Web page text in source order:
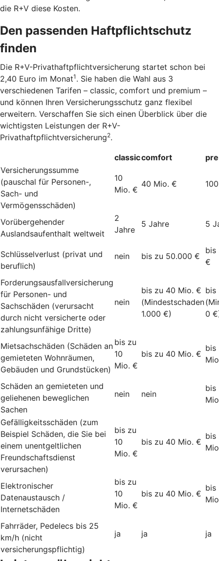
die R+V diese Kosten.
Den passenden Haftpflichtschutz
finden
Die R+V-Privathaftpflichtversicherung startet schon bei
2,40 Euro im Monat1 . Sie haben die Wahl aus 3
verschiedenen Tarifen – classic, comfort und premium –
und können Ihren Versicherungsschutz ganz flexibel
erweitern. Verschaffen Sie sich einen Überblick über die
wichtigsten Leistungen der R+V-
Privathaftpflichtversicherung2.
classiccomfort
Versicherungssumme
(pauschal für Personen-,
Sach- und
Vermögensschäden)
10
Mio. €
40 Mio. €
Vorübergehender
Auslandsaufenthalt weltweit
2
Jahre
5 Jahre 5
Schlüsselverlust (privat und
beruflich)
nein bis zu 50.000 €
bis
€
Forderungsausfallversicherung
für Personen- und
Sachschäden (verursacht
durch nicht versicherte oder
zahlungsunfähige Dritte)
nein
bis zu 40 Mio. €
(Mindestschaden
1.000 €)
bis
0
Mietsachschäden (Schäden an
gemieteten Wohnräumen,
Gebäuden und Grundstücken)
bis zu
10
Mio. €
bis zu 40 Mio. €
bis
Schäden an gemieteten und
geliehenen beweglichen
Sachen
nein nein
bis
Gefälligkeitsschäden (zum
Beispiel Schäden, die Sie bei
einem unentgeltlichen
Freundschaftsdienst
verursachen)
bis zu
10
Mio. €
bis zu 40 Mio. €
bis
Elektronischer
Datenaustausch /
Internetschäden
bis zu
10
Mio. €
bis zu 40 Mio. €
bis
Fahrräder, Pedelecs bis 25
km/h (nicht
versicherungspflichtig)
ja ja ja